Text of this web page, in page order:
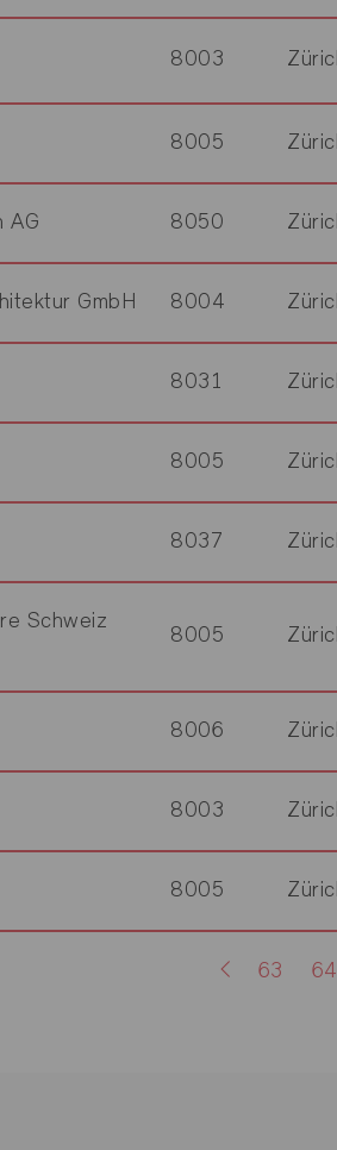
8003
8005
AG 8050
GmbH 8004
8031
8005
8037
Schweiz
8005
8006
8003
8005
63 64